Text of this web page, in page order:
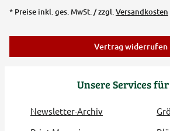
Unsere Services für
Newsletter-Archiv
* Preise inkl. ges. MwSt. / zzgl.Versandkosten
Vertrag widerrufen